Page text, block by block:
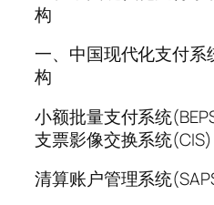
构
一、中国现代化支付
构
小额批量支付系统
支票影像交换系统(CIS)
清算账户管理系统